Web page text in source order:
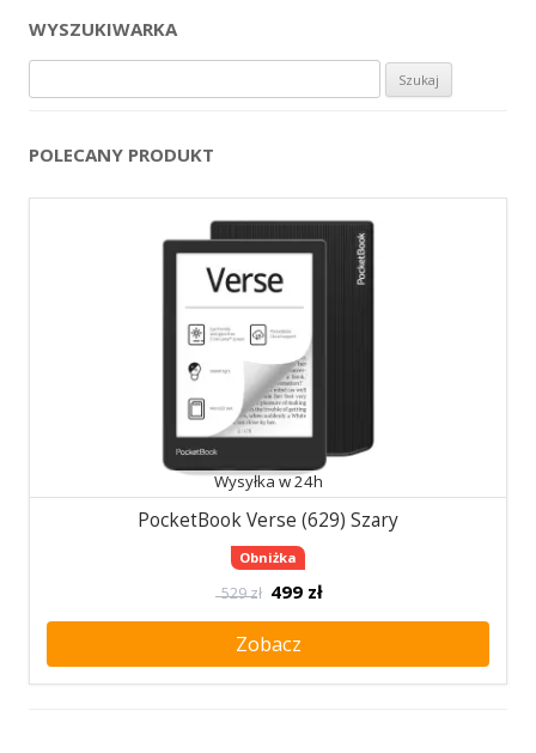
WYSZUKIWARKA
POLECANY PRODUKT
Wysyłka w 24h
PocketBook Verse (629) Szary
Obniżka
529 zł 499 zł
Zobacz